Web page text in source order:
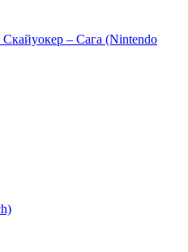
– Сага (Nintendo